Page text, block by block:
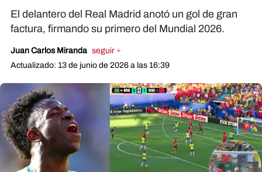
El delantero del Real Madrid anotó un gol de gran
factura, firmando su primero del Mundial 2026.
Juan Carlos Miranda seguir +
Actualizado: 13 de junio de 2026 a las 16:39